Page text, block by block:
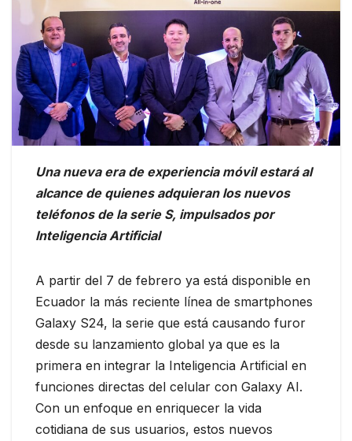
Una nueva era de experiencia móvil estará al
alcance de quienes adquieran los nuevos
teléfonos de la serie S, impulsados por
Inteligencia Artificial
A partir del 7 de febrero ya está disponible en
Ecuador la más reciente línea de smartphones
Galaxy S24, la serie que está causando furor
desde su lanzamiento global ya que es la
primera en integrar la Inteligencia Artificial en
funciones directas del celular con Galaxy AI.
Con un enfoque en enriquecer la vida
cotidiana de sus usuarios, estos nuevos